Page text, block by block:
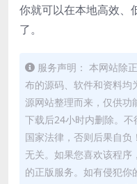
你就可以在本地高效、
了。
服务声明： 本网站除
布的源码、软件和资料均
源网站整理而来，仅供功
下载后24小时内删除。
国家法律，否则后果自
无关。如果您喜欢该程
的正版服务。如有侵犯你